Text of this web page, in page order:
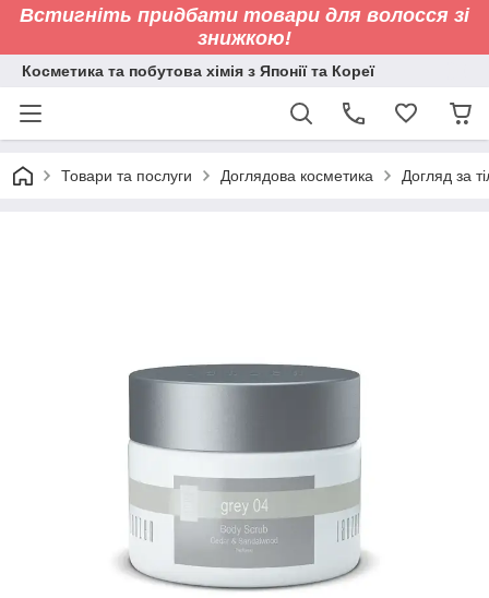
Встигніть придбати товари для волосся зі
знижкою!
Косметика та побутова хімія з Японії та Кореї
Товари та послуги Доглядова косметика Догляд за